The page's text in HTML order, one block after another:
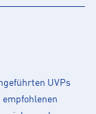
UVPs